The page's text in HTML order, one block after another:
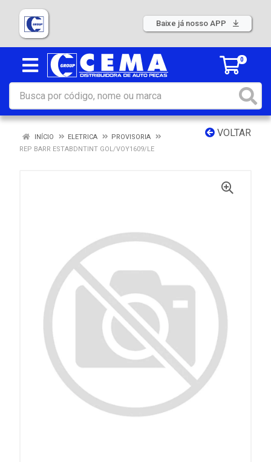
Baixe já nosso APP
0
VOLTAR
INÍCIO ELETRICA
PROVISORIA
REP BARR ESTABDNTINT GOL/VOY1609/LE